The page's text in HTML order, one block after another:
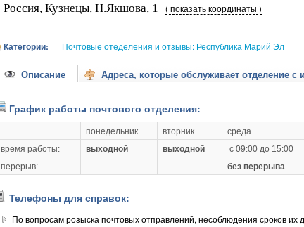
Россия, Кузнецы, Н.Якшова, 1 ( показать координаты )
Категории: Почтовые отеделения и отзывы: Республика Марий Эл
Описание Адреса, которые обслуживает отделение с
График работы почтового отделения:
понедельник вторник среда
время работы:
выходной выходной с 09:00 до 15:00
перерыв:
без перерыва
Телефоны для справок:
По вопросам розыска почтовых отправлений, несоблюдения сроков их